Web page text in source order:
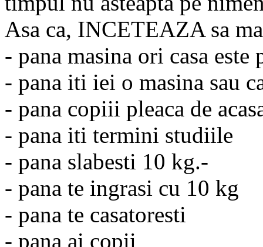
Asa ca, INCETEAZA sa
- pana masina ori casa este
- pana iti iei o masina sau
- pana copiii pleaca de
- pana iti termini studiile
- pana slabesti 10 kg.-
- pana te ingrasi cu 10 kg
- pana te casatoresti
- pana ai copii